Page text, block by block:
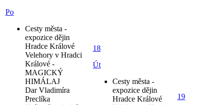
Po
Cesty města -
expozice dějin
Hradce Králové
Velehory v Hradci
Králové -
MAGICKÝ
HIMÁLAJ
Dar Vladimíra
Preclíka
18
Út
Cesty města -
expozice dějin
Hradce Králové
19